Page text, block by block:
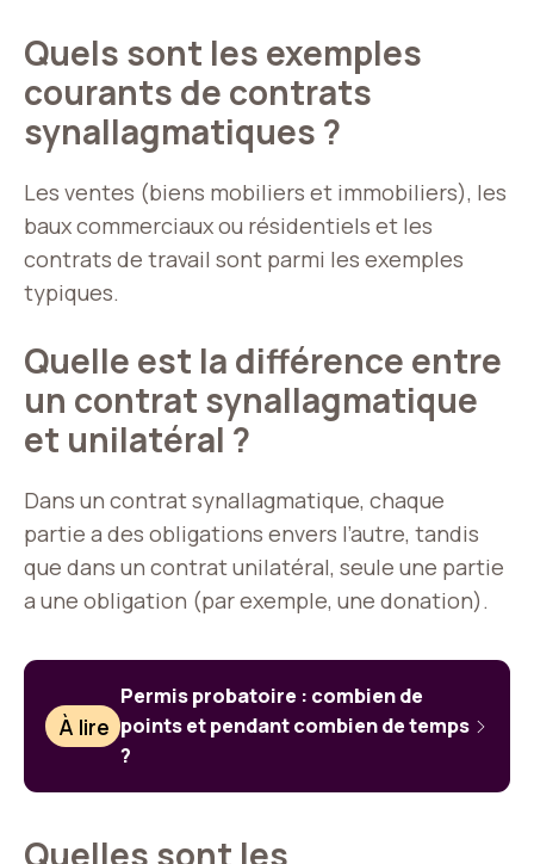
Quels sont les exemples
courants de contrats
synallagmatiques ?
Les ventes (biens mobiliers et immobiliers), les
baux commerciaux ou résidentiels et les
contrats de travail sont parmi les exemples
typiques.
Quelle est la différence entre
un contrat synallagmatique
et unilatéral ?
Dans un contrat synallagmatique, chaque
partie a des obligations envers l’autre, tandis
que dans un contrat unilatéral, seule une partie
a une obligation (par exemple, une donation).
À lire
Permis probatoire : combien de
points et pendant combien de temps
?
Quelles sont les